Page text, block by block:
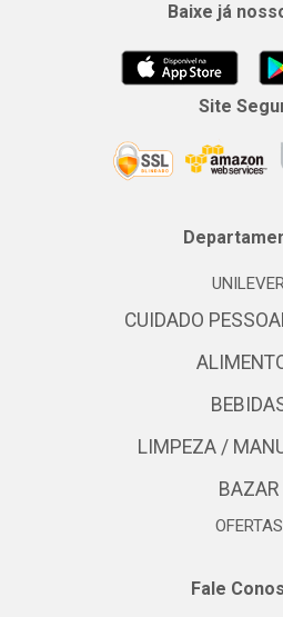
Baixe já
Site
CUIDADO
LIMPEZA /
BAZAR
OFERTAS
Fale